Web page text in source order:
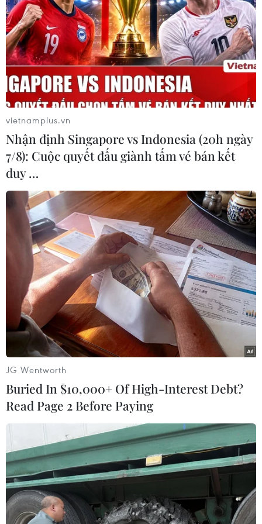
(Vietnam+)
#VAMA #dịch COVID-19
#sự giảm sút doanh số
#Mitsubishi
#tạm dừng sản xuất #COVID-19
Theo dõi VietnamPlus
TIN LIÊN QUAN
vietnamplus.vn
Nhận định Singapore vs Indonesia (20h ngày
7/8): Cuộc quyết đấu giành tấm vé bán kết
duy …
JG Wentworth
Buried In $10,000+ Of High-Interest Debt?
Read Page 2 Before Paying